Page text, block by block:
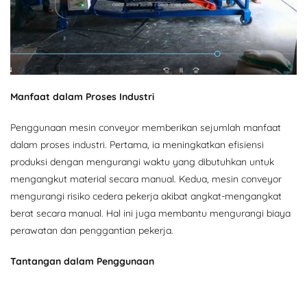
Manfaat dalam Proses Industri
Penggunaan mesin conveyor memberikan sejumlah manfaat
dalam proses industri. Pertama, ia meningkatkan efisiensi
produksi dengan mengurangi waktu yang dibutuhkan untuk
mengangkut material secara manual. Kedua, mesin conveyor
mengurangi risiko cedera pekerja akibat angkat-mengangkat
berat secara manual. Hal ini juga membantu mengurangi biaya
perawatan dan penggantian pekerja.
Tantangan dalam Penggunaan